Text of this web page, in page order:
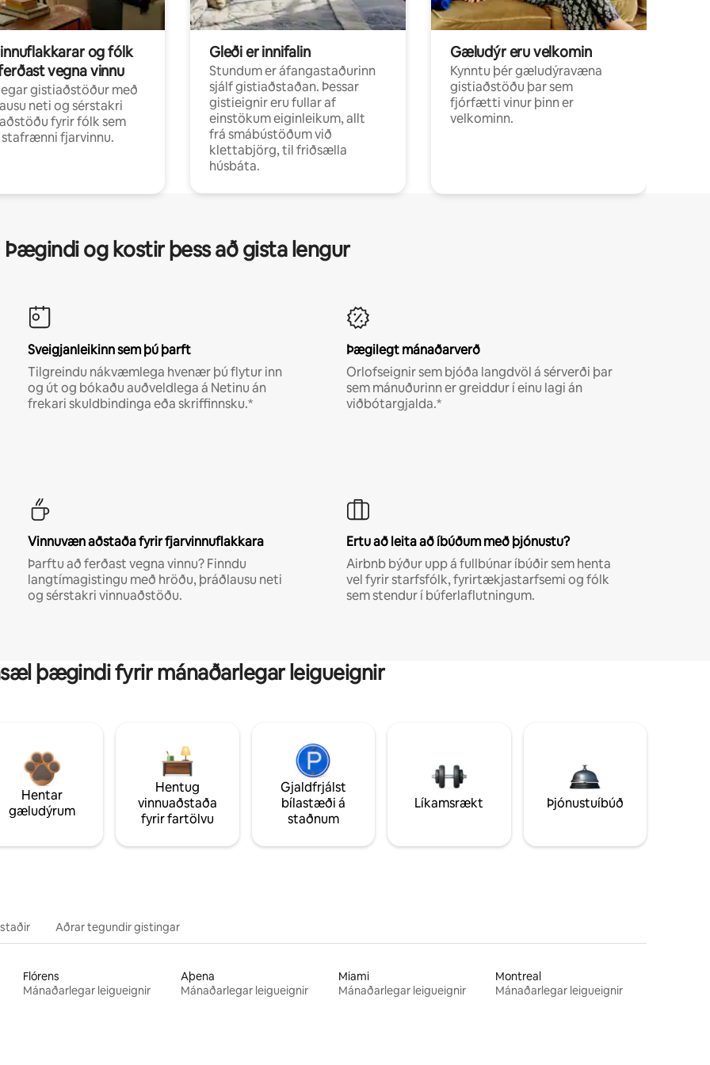
og fólk
vegna vinnu
gistiaðstöður með
neti og sérstakri
fyrir fólk sem
stafrænni fjarvinnu.
Gleði er innifalin
Stundum er áfangastaðurinn
sjálf gistiaðstaðan. Þessar
gistieignir eru fullar af
einstökum eiginleikum, allt
frá smábústöðum við
klettabjörg, til friðsælla
húsbáta.
Gæludýr eru velkomin
Kynntu þér gæludýravæna
gistiaðstöðu þar sem
fjórfætti vinur þinn er
velkominn.
Þægindi og kostir þess að gista lengur
Sveigjanleikinn sem þú þarft
Tilgreindu nákvæmlega hvenær þú flytur inn
og út og bókaðu auðveldlega á Netinu án
frekari skuldbindinga eða skriffinnsku.*
Þægilegt mánaðarverð
Orlofseignir sem bjóða langdvöl á sérverði þar
sem mánuðurinn er greiddur í einu lagi án
viðbótargjalda.*
Vinnuvæn aðstaða fyrir fjarvinnuflakkara
Þarftu að ferðast vegna vinnu? Finndu
langtímagistingu með hröðu, þráðlausu neti
og sérstakri vinnuaðstöðu.
Ertu að leita að íbúðum með þjónustu?
Airbnb býður upp á fullbúnar íbúðir sem henta
vel fyrir starfsfólk, fyrirtækjastarfsemi og fólk
sem stendur í búferlaflutningum.
þægindi fyrir mánaðarlegar leigueignir
Hentar
gæludýrum
Hentug
vinnuaðstaða
fyrir fartölvu
Gjaldfrjálst
bílastæði á
staðnum
Líkamsrækt Þjónustuíbúð
Aðrar tegundir gistingar
Flórens
Mánaðarlegar leigueignir
Aþena
Mánaðarlegar leigueignir
Miami
Mánaðarlegar leigueignir
Montreal
Mánaðarlegar leigueignir